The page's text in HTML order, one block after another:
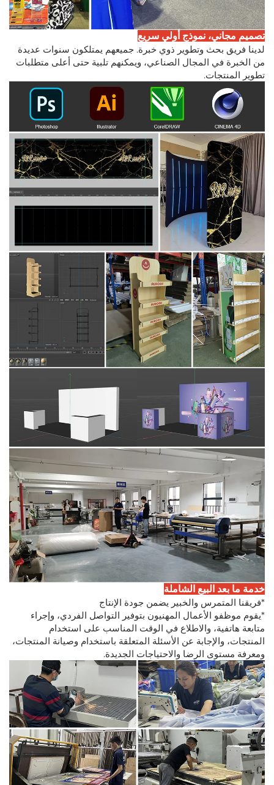
تصميم مجاني، نموذج أولي سريع
لدينا فريق بحث وتطوير ذوي خبرة. جميعهم يمتلكون سنوات عديدة
من الخبرة في المجال الصناعي، ويمكنهم تلبية حتى أعلى متطلبات
تطوير المنتجات.
خدمة ما بعد البيع الشاملة
*فريقنا المتمرس والخبير يضمن جودة الإنتاج
*يقوم موظفو الأعمال المهنيون بتوفير التواصل الفردي، وإجراء
متابعة هاتفية، والاطلاع في الوقت المناسب على استخدام
المنتجات، والإجابة عن الأسئلة المتعلقة باستخدام وصيانة المنتجات،
ومعرفة مستوى الرضا والاحتياجات الجديدة.